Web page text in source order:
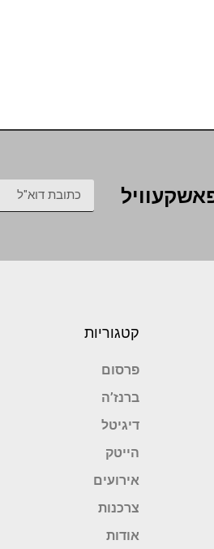
קטגוריות
פרסום
ברנז’ה
דיגיטל
הייטק
אירועים
צרכנות
אודות